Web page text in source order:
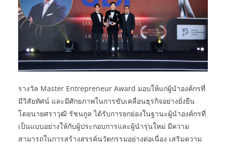
รางวัล Master Entrepreneur Award มอบให้แก่ผู้นำองค์กรที่
มีวิสัยทัศน์ และมีศักยภาพในการขับเคลื่อนธุรกิจอย่างยั่งยืน
โดยนายศราวุฒิ รัชนกูล ได้รับการยกย่องในฐานะผู้นำองค์กรที่
เป็นแบบอย่างให้กับผู้ประกอบการและผู้นำรุ่นใหม่ มีความ
สามารถในการสร้างสรรค์นวัตกรรมอย่างต่อเนื่อง เสริมความ